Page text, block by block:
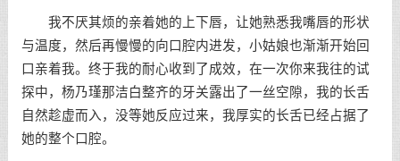
我不厌其烦的亲着她的上下唇，让她熟悉我嘴唇的形状
与温度，然后再慢慢的向口腔内进发，小姑娘也渐渐开始回
口亲着我。终于我的耐心收到了成效，在一次你来我往的试
探中，杨乃瑾那洁白整齐的牙关露出了一丝空隙，我的长舌
自然趁虚而入，没等她反应过来，我厚实的长舌已经占据了
她的整个口腔。